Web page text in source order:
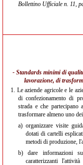
Bollettino Ufficiale n. 11,
- Standards minimi di
lavorazione, di
1. Le aziende agricole e le
di confezionamento di
strada e che partecipano
trasformare almeno uno
a) organizzare visite
dotati di cartelli
metodi di produzione,
b) dare informazioni
caratterizzanti